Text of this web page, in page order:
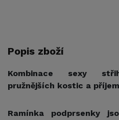
Popis zboží
Kombinace sexy
pružnějších kostic a
Ramínka podprsenky